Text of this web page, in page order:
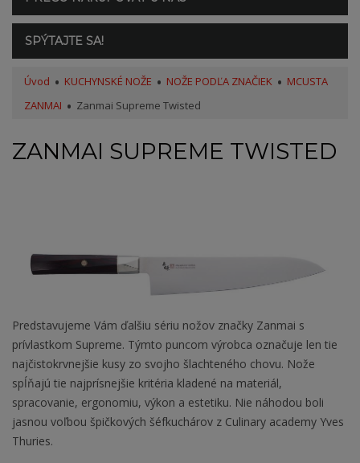
SPÝTAJTE SA!
Úvod KUCHYNSKÉ NOŽE NOŽE PODĽA ZNAČIEK
MCUSTA
ZANMAI
Zanmai Supreme Twisted
ZANMAI SUPREME TWISTED
Predstavujeme Vám ďalšiu sériu nožov značky Zanmai s
prívlastkom Supreme. Týmto puncom výrobca označuje len tie
najčistokrvnejšie kusy zo svojho šlachteného chovu. Nože
spĺňajú tie najprísnejšie kritéria kladené na materiál,
spracovanie, ergonomiu, výkon a estetiku. Nie náhodou boli
jasnou voľbou špičkových šéfkuchárov z Culinary academy Yves
Thuries.